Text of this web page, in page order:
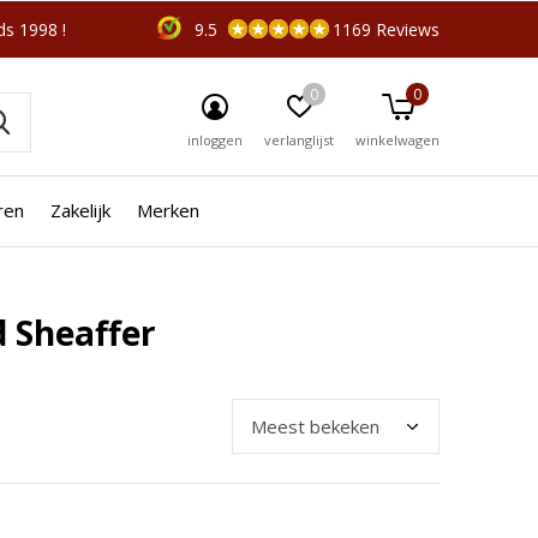
Zakelijk Merken
inloggen verlanglijst
0
winkelwagen
0
1998 ! 9.5 1169 Reviews
Sheaffer